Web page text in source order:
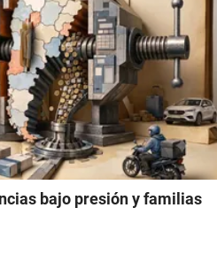
bajo presión y familias